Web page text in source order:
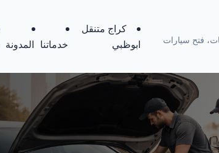
فتح سيارات
كراج متنقل
ابوظبي
خدماتنا المدونة